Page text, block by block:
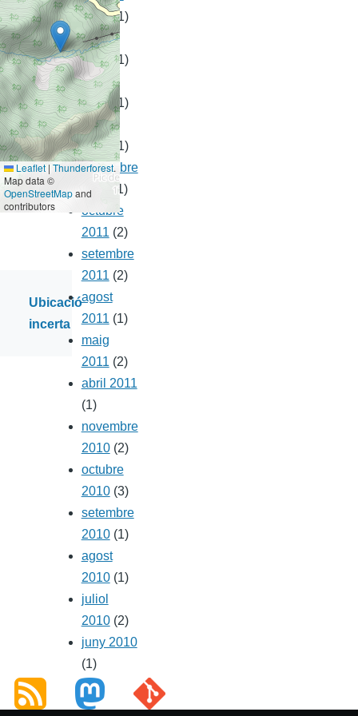
Leaflet | Thunderforest.
Map data ©
OpenStreetMapand
contributors
Ubicació
incerta
2015(1)
febrer
2014 (1)
maig
2013(1)
maig
2012(1)
novembre
2011
(1)
octubre
2011(2)
setembre
2011(2)
agost
2011(1)
maig
2011(2)
abril 2011
(1)
novembre
2010(2)
octubre
2010(3)
setembre
2010(1)
agost
2010(1)
juliol
2010(2)
juny 2010
(1)